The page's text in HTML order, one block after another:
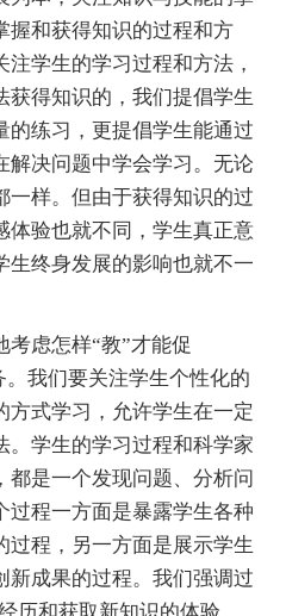
握和获得知识的过程和方
学生的学习过程和方法，
获得知识的，我们提倡学生
的练习，更提倡学生能通过
解决问题中学会学习。无论
一样。但由于获得知识的过
体验也就不同，学生真正意
生终身发展的影响也就不一
虑怎样“教”才能促
。我们要关注学生个性化的
方式学习，允许学生在一定
。学生的学习过程和科学家
都是一个发现问题、分析问
过程一方面是暴露学生各种
过程，另一方面是展示学生
新成果的过程。我们强调过